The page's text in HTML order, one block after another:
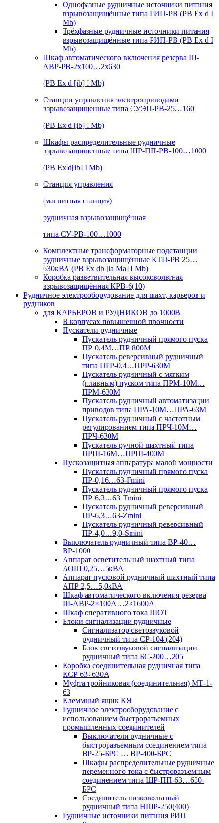
Однофазные рудничные источники питания
взрывозащищённые типа РИП-РВ (РВ Ex d I
Mb)
Трёхфазные рудничные источники питания
взрывозащищённые типа РИП-РВ (РВ Ex d I
Mb)
Шкаф автоматического включения резерва Ш-
АВР-РВ-2х100…2х630
(РВ Ex d [ib] I Mb)
Станции управления электроприводами
взрывозащищенные типа СУЭП-РВ-25…160
(РВ Ex d [ib] I Mb)
Шкафы распределительные рудничные
взрывозащищенные типа ШР-ПП-РВ-100…1000
(РВ Ex d[ib] I Mb)
Станция управления
(магнитная станция)
рудничная взрывозащищённая
типа СУ-РВ-100…1000
Комплектные трансформаторные подстанции
рудничные взрывозащищённые КТП-РВ 25…
630кВА (РВ Ex db [ia Ma] I Mb)
Коробка разветвительная высоковольтная
взрывозащищённая КРВ-6(10)
Рудничное электрооборудование для шахт, карьеров и
рудников
для КАРЬЕРОВ и РУДНИКОВ до 1000В
В корпусах повышенной прочности
Пускатели рудничные
Пускатель рудничный прямого пуска
ПР-0,4М…ПР-800М
Пускатель реверсивный рудничный
типа ПРР-0,4…ПРР-630М
Пускатель рудничный с мягким
(плавным) пуском типа ПРМ-10М…
ПРМ-630М
Пускатель рудничный автоматизации
приводов типа ПРА-10М…ПРА-63М
Пускатель рудничный с частотным
регулированием типа ПРЧ-10М…
ПРЧ-630М
Пускатель ручной шахтный типа
ПРШ-16М…ПРШ-400М
Пускозащитная аппаратура малой мощности
Пускатель рудничный прямого пуска
ПР-0,16…63-Fmini
Пускатель рудничный прямого пуска
ПР-6,3…63-Tmini
Пускатель рудничный реверсивный
ПР-6,3…63-Zmini
Пускатель рудничный реверсивный
ПР-4,0…9,0-Smini
Выключатель рудничный типа ВР-40…
ВР-1000
Аппарат осветительный шахтный типа
АОШ 0,25…5кВА
Аппарат пусковой рудничный шахтный типа
АПР 2,5…5,0кВА
Шкаф автоматического включения резерва
Ш-АВР-2×100А…2×1600А
Шкаф оперативного тока ШОТ
Блоки сигнализации рудничные
Сигнализатор светозвуковой
рудничный типа СР-104 (204)
Блок светозвуковой сигнализации
рудничный типа БС-200…205
Коробка соединительная рудничная типа
КСР 63÷630А
Муфта тройниковая (соединительная) МТ-1-
63
Клеммный ящик КЯ
Рудничное электрооборудование с
использованием быстроразъемных
промышленных соединителей
Выключатели рудничные с
быстроразъемным соединением типа
ВР-25-БРС … ВР-400-БРС
Шкафы распределительные рудничные
переменного тока с быстроразъемным
соединением типа ШР-ПП-63…630-
БРС
Соединитель низковольтный
рудничный типа НШР-250(400)
Рудничные источники питания РИП